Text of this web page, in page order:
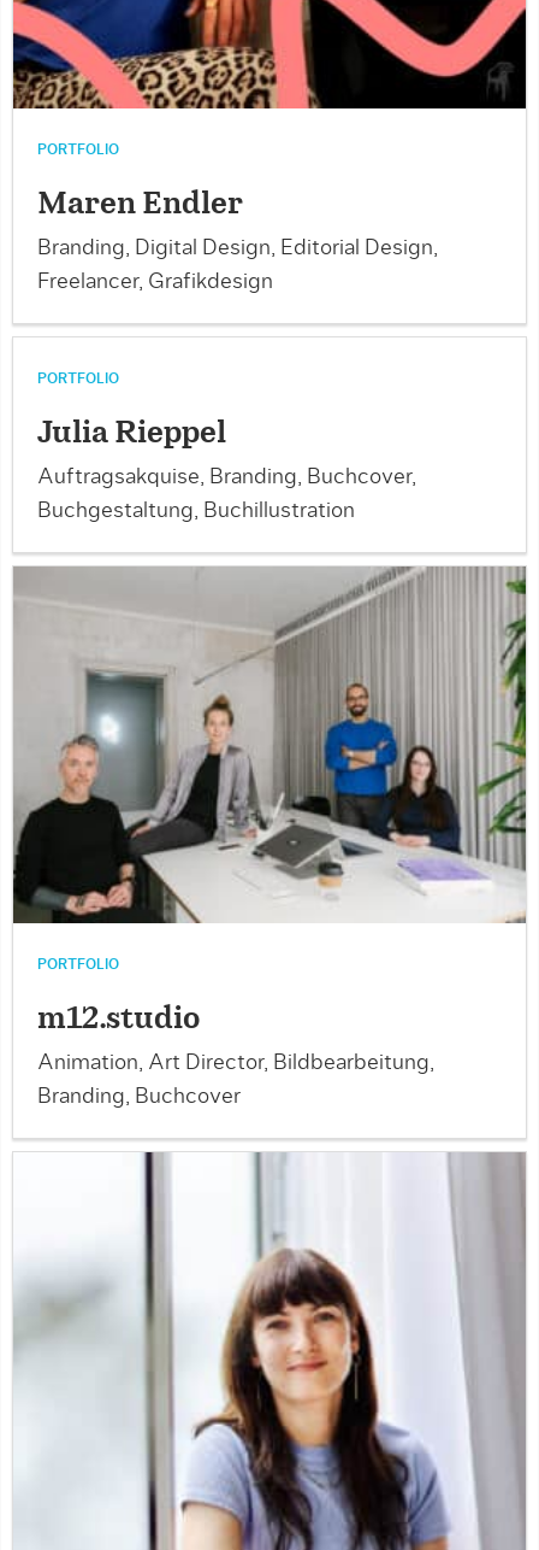
PORTFOLIO
Maren Endler
Branding, Digital Design, Editorial Design,
Freelancer, Grafikdesign
PORTFOLIO
Julia Rieppel
Auftragsakquise, Branding, Buchcover,
Buchgestaltung, Buchillustration
PORTFOLIO
m12.studio
Animation, Art Director, Bildbearbeitung,
Branding, Buchcover